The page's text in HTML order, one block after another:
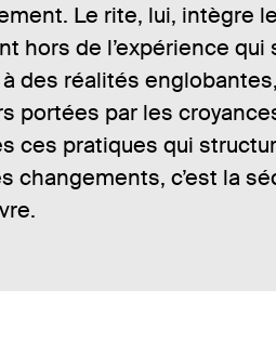
Le rite, lui, intègre
hors de l’expérience qui
des réalités
portées par les
ces pratiques qui
changements, c’est la